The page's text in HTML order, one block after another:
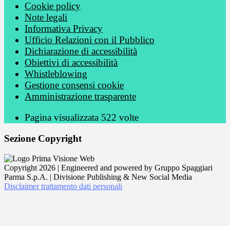
Cookie policy
Note legali
Informativa Privacy
Ufficio Relazioni con il Pubblico
Dichiarazione di accessibilità
Obiettivi di accessibilità
Whistleblowing
Gestione consensi cookie
Amministrazione trasparente
Pagina visualizzata 522 volte
Sezione Copyright
Copyright 2026 | Engineered and powered by Gruppo Spaggiari
Parma S.p.A. | Divisione Publishing & New Social Media
Disclaimer trattamento dati personali